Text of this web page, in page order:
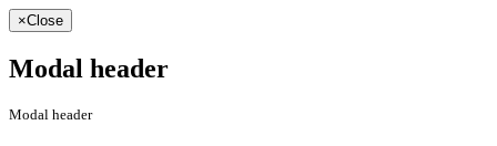
×Close
Modal header
Modal header